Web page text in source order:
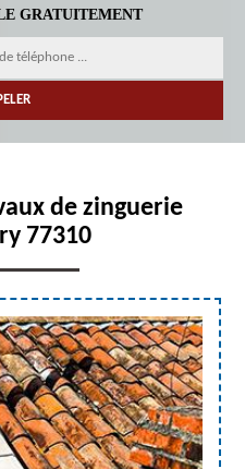
GRATUITEMENT
de zinguerie
77310